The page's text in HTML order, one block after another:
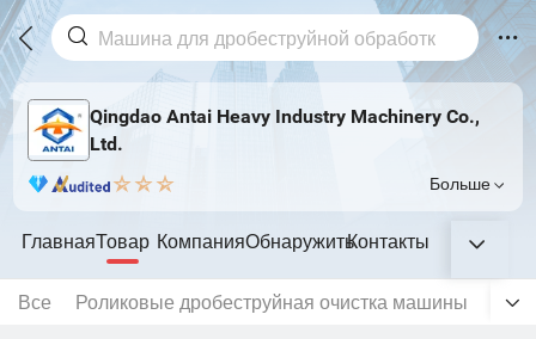
Qingdao Antai Heavy Industry Machinery Co.,
Ltd.
Больше
ГлавнаяТовар КомпанияОбнаружитьКонтакты
Все Роликовые дробеструйная очистка машины